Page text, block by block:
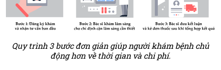
Quy trình 3 bước đơn giản giúp người khám bệnh chủ
động hơn về thời gian và chi phí.